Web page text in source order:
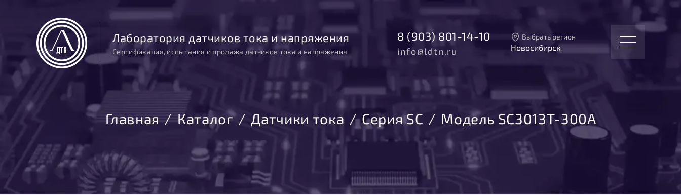
Лаборатория датчиков тока и напряжения
Сертификация, испытания и продажа датчиков тока и напряжения
8 (903) 801-14-10
info@ldtn.ru
Выбрать регион
Новосибирск
Екатеринбург
Главная Каталог Датчики тока Серия SC Модель SC3013T-300A